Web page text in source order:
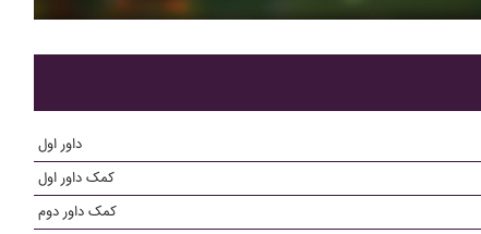
داور اول
کمک داور اول
کمک داور دوم